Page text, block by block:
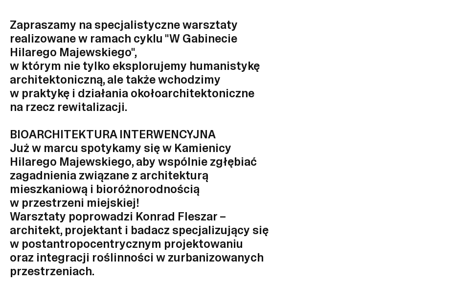
Zapraszamy na specjalistyczne warsztaty
realizowane w ramach cyklu "W Gabinecie
Hilarego Majewskiego",
w którym nie tylko eksplorujemy humanistykę
architektoniczną, ale także wchodzimy
w praktykę i działania okołoarchitektoniczne
na rzecz rewitalizacji.
BIOARCHITEKTURA INTERWENCYJNA
Już w marcu spotykamy się w Kamienicy
Hilarego Majewskiego, aby wspólnie zgłębiać
zagadnienia związane z architekturą
mieszkaniową i bioróżnorodnością
w przestrzeni miejskiej!
Warsztaty poprowadzi Konrad Fleszar –
architekt, projektant i badacz specjalizujący się
w postantropocentrycznym projektowaniu
oraz integracji roślinności w zurbanizowanych
przestrzeniach.